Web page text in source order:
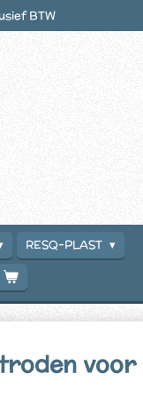
BTW
RESQ-PLAST
voor